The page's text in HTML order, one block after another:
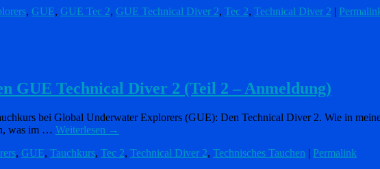
, GUE, GUE Tec 2, GUE Technical Diver 2, Tec 2, Technical Diver 2 |
GUE Technical Diver 2 (Teil 2 – Anmeldung)
bei Global Underwater Explorers (GUE): Den Technical Diver 2. Wie in
was im … Weiterlesen →
, GUE, Tauchkurs, Tec 2, Technical Diver 2, Technisches Tauchen | Permalink